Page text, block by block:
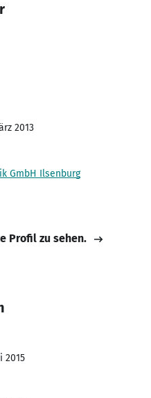
2013
GmbH Ilsenburg
Profil zu sehen.
2015